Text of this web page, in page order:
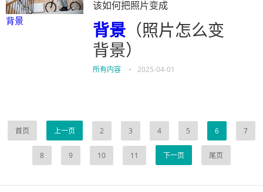
背景
该如何把照片变成
背景 （照片怎么变
背景）
所有内容 • 2025-04-01
首页 上一页 2 3 4 5 6 7
8 9 10 11 下一页 尾页